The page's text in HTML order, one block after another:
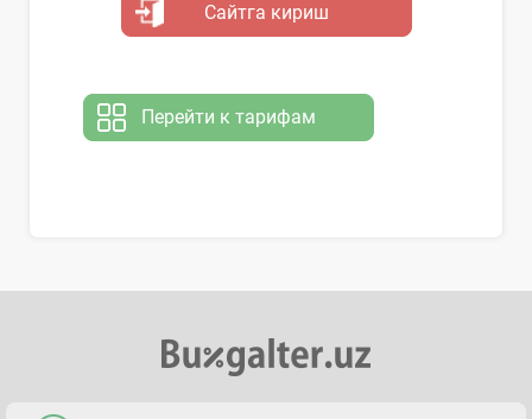
Сайтга кириш
Перейти к тарифам